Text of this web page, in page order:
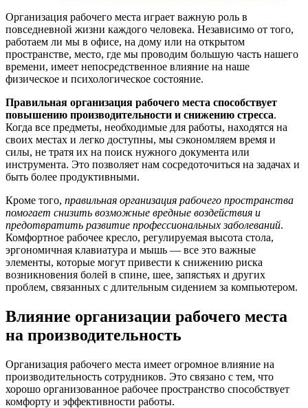
Организация рабочего места играет важную роль в
повседневной жизни каждого человека. Независимо от того,
работаем ли мы в офисе, на дому или на открытом
пространстве, место, где мы проводим большую часть нашего
времени, имеет непосредственное влияние на наше
физическое и психологическое состояние.
Правильная организация рабочего места способствует
повышению производительности и снижению стресса.
Когда все предметы, необходимые для работы, находятся на
своих местах и легко доступны, мы сэкономляем время и
силы, не тратя их на поиск нужного документа или
инструмента. Это позволяет нам сосредоточиться на задачах и
быть более продуктивными.
Кроме того, правильная организация рабочего пространства
помогает снизить возможные вредные воздействия и
предотвратить развитие профессиональных заболеваний.
Комфортное рабочее кресло, регулируемая высота стола,
эргономичная клавиатура и мышь — все это важные
элементы, которые могут привести к снижению риска
возникновения болей в спине, шее, запястьях и других
проблем, связанных с длительным сидением за компьютером.
Влияние организации рабочего места
на производительность
Организация рабочего места имеет огромное влияние на
производительность сотрудников. Это связано с тем, что
хорошо организованное рабочее пространство способствует
комфорту и эффективности работы.